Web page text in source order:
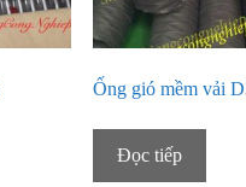
Ống gió mềm vải
Đọc tiếp